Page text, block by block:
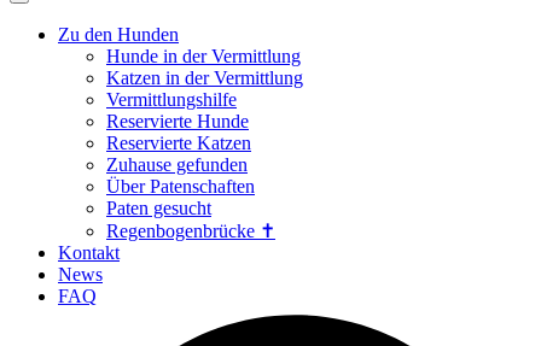
Zu den Hunden
Hunde in der Vermittlung
Katzen in der Vermittlung
Vermittlungshilfe
Reservierte Hunde
Reservierte Katzen
Zuhause gefunden
Über Patenschaften
Paten gesucht
Regenbogenbrücke ✝
Kontakt
News
FAQ